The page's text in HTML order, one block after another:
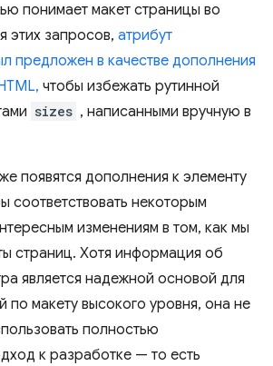
понимает макет страницы во
этих запросов, атрибут
предложен в качестве дополнения
чтобы избежать рутинной
sizes , написанными вручную в
появятся дополнения к элементу
соответствовать некоторым
изменениям в том, как мы
страниц. Хотя информация об
является надежной основой для
по макету высокого уровня, она не
полностью
к разработке — то есть